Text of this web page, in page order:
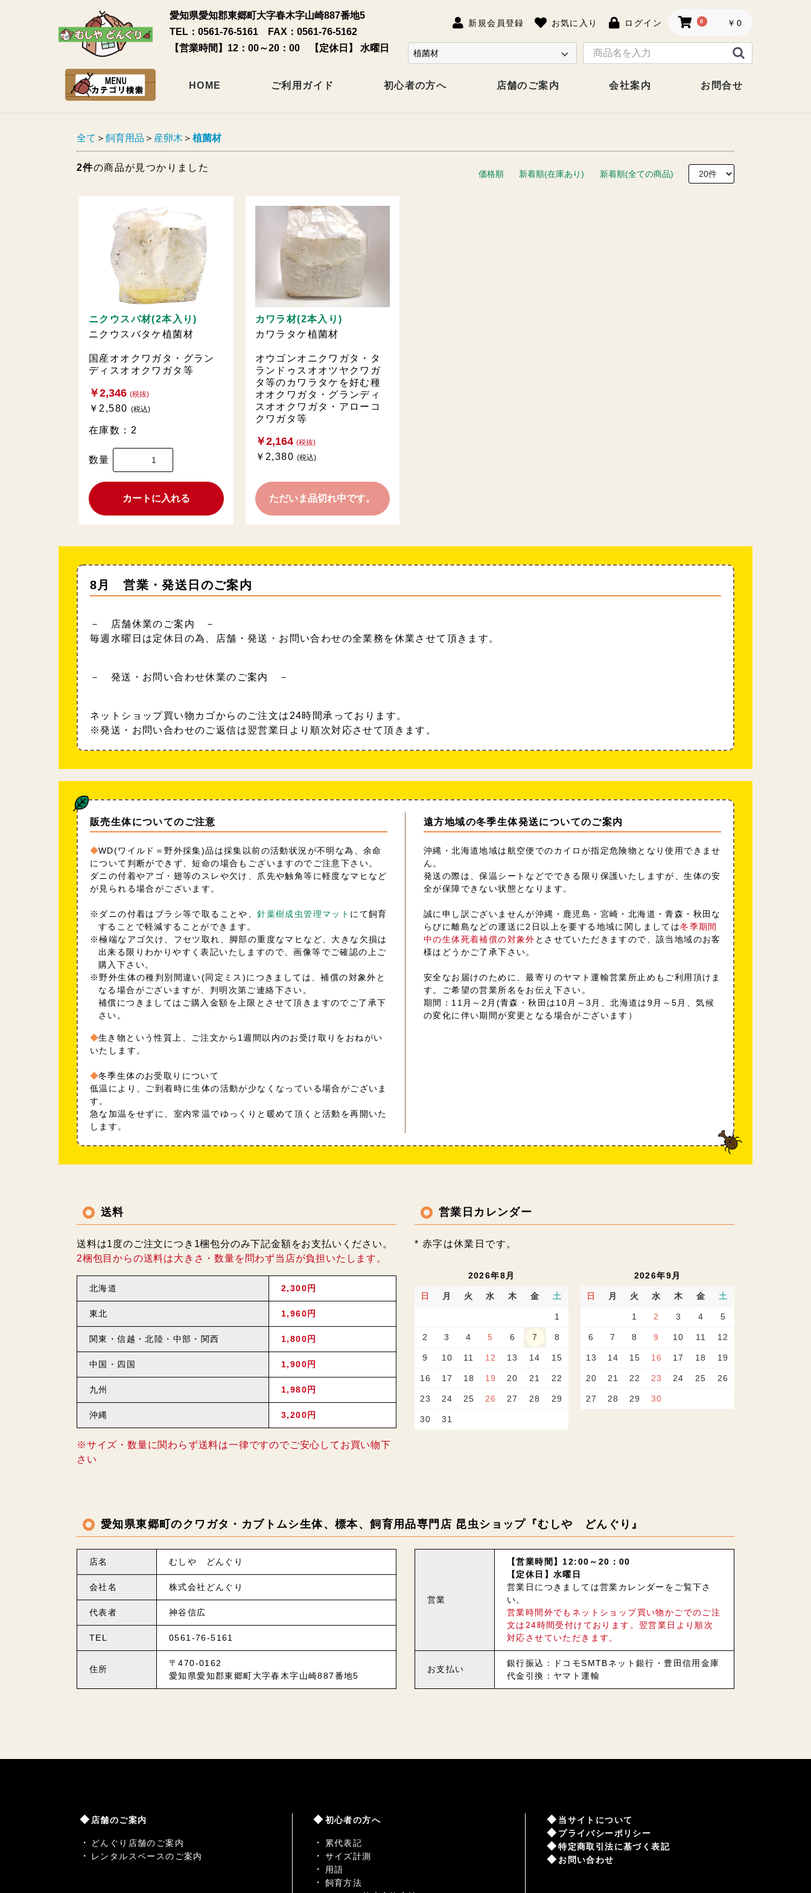
愛知県愛知郡東郷町大字春木字山崎887番地5
TEL：0561-76-5161 FAX：0561-76-5162
【営業時間】12：00～20：00 【定休日】 水曜日
新規会員登録 お気に入り ログイン 0 ￥0
HOME ご利用ガイド 初心者の方へ 店舗のご案内 会社案内 お問合せ
全て ＞ 飼育用品 ＞ 産卵木 ＞ 植菌材
2件の商品が見つかりました
価格順 新着順(在庫あり) 新着順(全ての商品)
ニクウスバ材(2本入り)
ニクウスバタケ植菌材
国産オオクワガタ・グラン
ディスオオクワガタ等
￥2,346 (税抜)
￥2,580 (税込)
在庫数：2
数量
カートに入れる
カワラ材(2本入り)
カワラタケ植菌材
オウゴンオニクワガタ・タ
ランドゥスオオツヤクワガ
タ等のカワラタケを好む種
オオクワガタ・グランディ
スオオクワガタ・アローコ
クワガタ等
￥2,164 (税抜)
￥2,380(税込)
ただいま品切れ中です。
8月 営業・発送日のご案内
－ 店舗休業のご案内 －
毎週水曜日は定休日の為、店舗・発送・お問い合わせの全業務を休業させて頂きます。
－ 発送・お問い合わせ休業のご案内 －
ネットショップ買い物カゴからのご注文は24時間承っております。
※発送・お問い合わせのご返信は翌営業日より順次対応させて頂きます。
販売生体についてのご注意
WD(ワイルド＝野外採集)品は採集以前の活動状況が不明な為、余命
について判断ができず、短命の場合もございますのでご注意下さい。
ダニの付着やアゴ・翅等のスレや欠け、爪先や触角等に軽度なマヒなど
が見られる場合がございます。
※ダニの付着はブラシ等で取ることや、針葉樹成虫管理マット にて飼育
することで軽減することができます。
※極端なアゴ欠け、フセツ取れ、脚部の重度なマヒなど、大きな欠損は
出来る限りわかりやすく表記いたしますので、画像等でご確認の上ご
購入下さい。
※野外生体の種判別間違い(同定ミス)につきましては、補償の対象外と
なる場合がございますが、判明次第ご連絡下さい。
補償につきましてはご購入金額を上限とさせて頂きますのでご了承下
さい。
生き物という性質上、ご注文から1週間以内のお受け取りをおねがい
いたします。
冬季生体のお受取りについて
低温により、ご到着時に生体の活動が少なくなっている場合がございま
す。
急な加温をせずに、室内常温でゆっくりと暖めて頂くと活動を再開いた
します。
遠方地域の冬季生体発送についてのご案内
沖縄・北海道地域は航空便でのカイロが指定危険物となり使用できませ
ん。
発送の際は、保温シートなどでできる限り保護いたしますが、生体の安
全が保障できない状態となります。
誠に申し訳ございませんが沖縄・鹿児島・宮崎・北海道・青森・秋田な
らびに離島などの運送に2日以上を要する地域に関しましては冬季期間
中の生体死着補償の対象外 とさせていただきますので、該当地域のお客
様はどうかご了承下さい。
安全なお届けのために、最寄りのヤマト運輸営業所止めもご利用頂けま
す。ご希望の営業所名をお伝え下さい。
期間：11月～2月(青森・秋田は10月～3月、北海道は9月～5月、気候
の変化に伴い期間が変更となる場合がございます）
送料
送料は1度のご注文につき1梱包分のみ下記金額をお支払いください。
2梱包目からの送料は大きさ・数量を問わず当店が負担いたします。
北海道 2,300円
東北 1,960円
関東・信越・北陸・中部・関西 1,800円
中国・四国 1,900円
九州 1,980円
沖縄 3,200円
※サイズ・数量に関わらず送料は一律ですのでご安心してお買い物下
さい
営業日カレンダー
* 赤字は休業日です。
2026年8月
日 月 火 水 木 金 土
1
2 3 4 5 6 7 8
9 10 11 12 13 14 15
16 17 18 19 20 21 22
23 24 25 26 27 28 29
30 31
2026年9月
日 月 火 水 木 金 土
1 2 3 4 5
6 7 8 9 10 11 12
13 14 15 16 17 18 19
20 21 22 23 24 25 26
27 28 29 30
愛知県東郷町のクワガタ・カブトムシ生体、標本、飼育用品専門店 昆虫ショップ『むしや どんぐり』
店名 むしや どんぐり
会社名 株式会社どんぐり
代表者 神谷信広
TEL 0561-76-5161
住所
〒470-0162
愛知県愛知郡東郷町大字春木字山崎887番地5
営業
【営業時間】12:00～20：00
【定休日】水曜日
営業日につきましては営業カレンダーをご覧下さ
い。
営業時間外でもネットショップ買い物かごでのご注
文は24時間受付けております。翌営業日より順次
対応させていただきます。
お支払い
銀行振込：ドコモSMTBネット銀行・豊田信用金庫
代金引換：ヤマト運輸
店舗のご案内
どんぐり店舗のご案内
レンタルスペースのご案内
初心者の方へ
累代表記
サイズ計測
用語
飼育方法
当サイトについて
プライバシーポリシー
特定商取引法に基づく表記
お問い合わせ